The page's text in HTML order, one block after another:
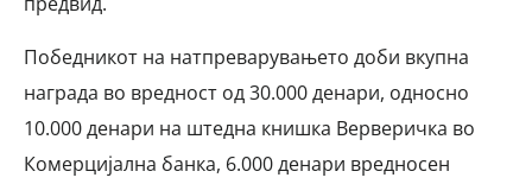
Победникот на натпреварувањето доби вкупна
награда во вредност од 30.000 денари, односно
10.000 денари на штедна книшка Верверичка во
Комерцијална банка, 6.000 денари вредносен